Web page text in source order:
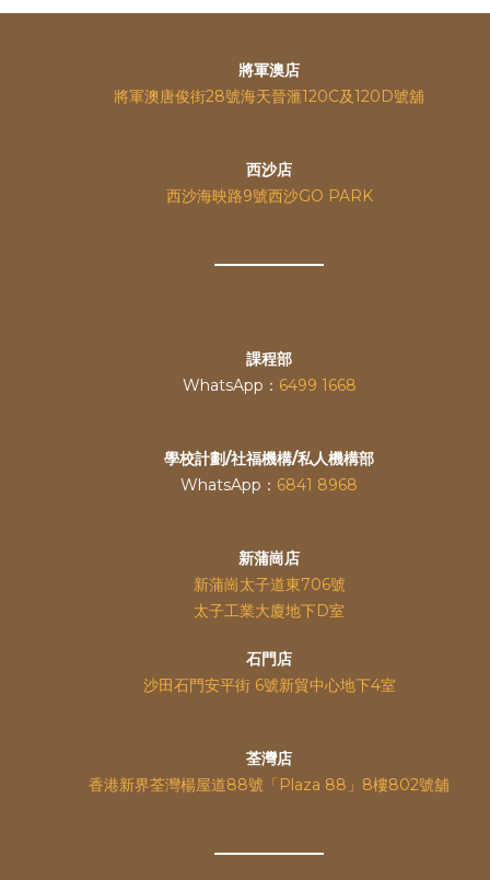
將軍澳店
將軍澳唐俊街28號海天晉滙120C及120D號舖
西沙店
西沙海映路9號西沙GO PARK
課程部
WhatsApp： 6499 1668
學校計劃/社福機構/私人機構部
WhatsApp： 6841 8968
新蒲崗店
新蒲崗太子道東706號
太子工業大廈地下D室
石門店
沙田石門安平街 6號新貿中心地下4室
荃灣店
香港新界荃灣楊屋道88號「Plaza 88」8樓802號舖